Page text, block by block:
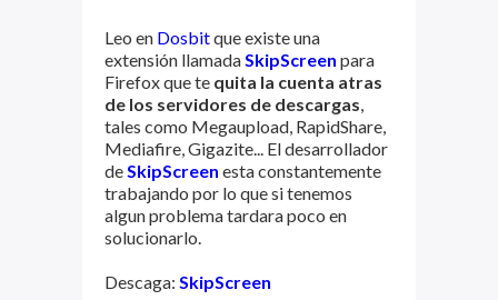
Leo en Dosbitque existe una
extensión llamadaSkipScreen para
Firefox que te quita la cuenta atras
de los servidores de descargas,
tales como Megaupload, RapidShare,
Mediafire, Gigazite... El desarrollador
deSkipScreen esta constantemente
trabajando por lo que si tenemos
algun problema tardara poco en
solucionarlo.
Descaga: SkipScreen